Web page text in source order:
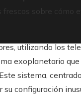
sobre cómo
utilizando los
exoplanetario
sistema,
configuración